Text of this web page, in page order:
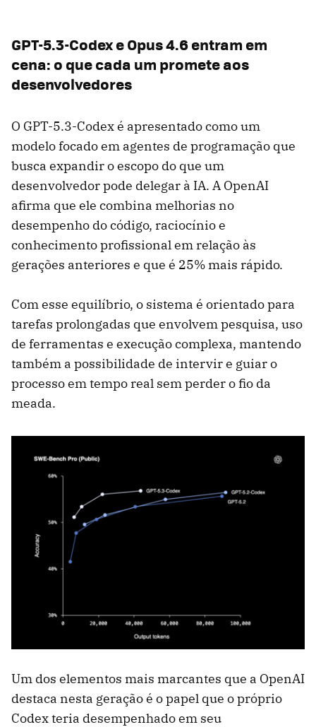
GPT-5.3-Codex e Opus 4.6 entram em
cena: o que cada um promete aos
desenvolvedores
O GPT-5.3-Codex é apresentado como um
modelo focado em agentes de programação que
busca expandir o escopo do que um
desenvolvedor pode delegar à IA. A OpenAI
afirma que ele combina melhorias no
desempenho do código, raciocínio e
conhecimento profissional em relação às
gerações anteriores e que é 25% mais rápido.
Com esse equilíbrio, o sistema é orientado para
tarefas prolongadas que envolvem pesquisa, uso
de ferramentas e execução complexa, mantendo
também a possibilidade de intervir e guiar o
processo em tempo real sem perder o fio da
meada.
Um dos elementos mais marcantes que a OpenAI
destaca nesta geração é o papel que o próprio
Codex teria desempenhado em seu